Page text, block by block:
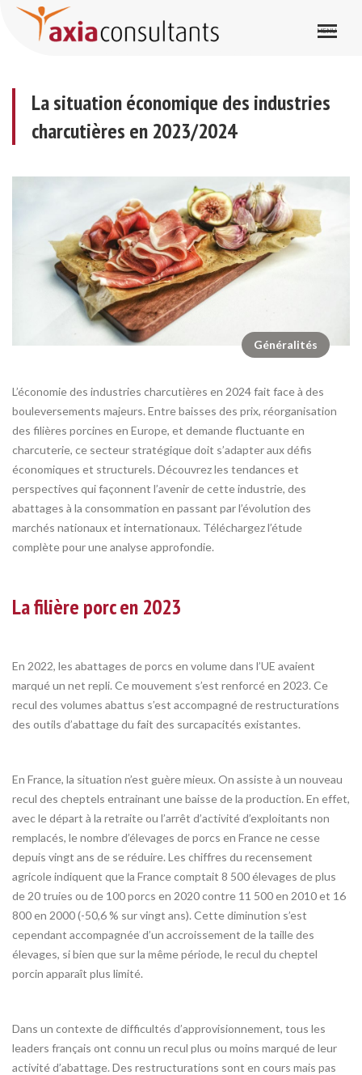
La situation économique des industries
charcutières en 2023/2024
Généralités
L’économie des industries charcutières en 2024 fait face à des
bouleversements majeurs. Entre baisses des prix, réorganisation
des filières porcines en Europe, et demande fluctuante en
charcuterie, ce secteur stratégique doit s’adapter aux défis
économiques et structurels. Découvrez les tendances et
perspectives qui façonnent l’avenir de cette industrie, des
abattages à la consommation en passant par l’évolution des
marchés nationaux et internationaux. Téléchargez l’étude
complète pour une analyse approfondie.
La filière porc en 2023
En 2022, les abattages de porcs en volume dans l’UE avaient
marqué un net repli. Ce mouvement s’est renforcé en 2023. Ce
recul des volumes abattus s’est accompagné de restructurations
des outils d’abattage du fait des surcapacités existantes.
En France, la situation n’est guère mieux. On assiste à un nouveau
recul des cheptels entrainant une baisse de la production. En effet,
avec le départ à la retraite ou l’arrêt d’activité d’exploitants non
remplacés, le nombre d’élevages de porcs en France ne cesse
depuis vingt ans de se réduire. Les chiffres du recensement
agricole indiquent que la France comptait 8 500 élevages de plus
de 20 truies ou de 100 porcs en 2020 contre 11 500 en 2010 et 16
800 en 2000 (-50,6 % sur vingt ans). Cette diminution s’est
cependant accompagnée d’un accroissement de la taille des
élevages, si bien que sur la même période, le recul du cheptel
porcin apparaît plus limité.
Dans un contexte de difficultés d’approvisionnement, tous les
leaders français ont connu un recul plus ou moins marqué de leur
activité d’abattage. Des restructurations sont en cours mais pas